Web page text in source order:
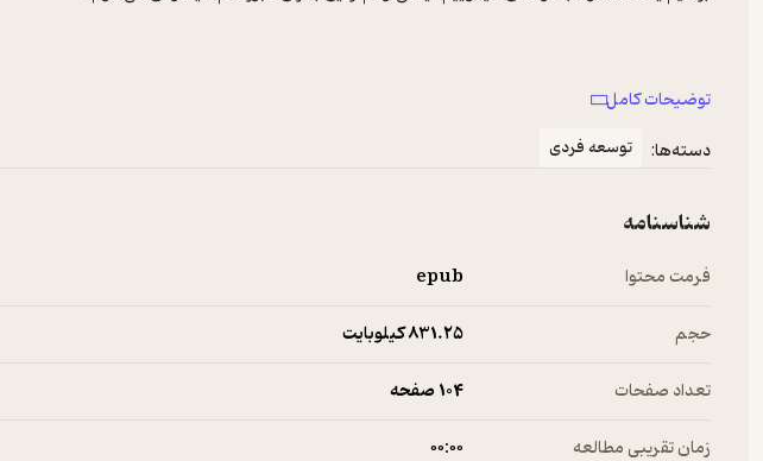
رفتارهای ما در رسیدن به موفقیت و آرامش تاثیرگذار است. کتاب حاضر الهام‌بخش، تشویق‌کننده و
‌درباره‌ی کتاب ۱۰ رمز موفقیت و آرامش درون اثر وین دایر
دسته کتاب‌های روانشناسی موفقیت قرار می‌گیرد. نویسنده در کتاب ده رمز موفقیت و آرامش درون را
توضیحات کامل
دسته‌ها:
توسعه فردی
شناسنامه
فرمت محتوا epub
حجم 831.۲۵ کیلوبایت
تعداد صفحات 104 صفحه
زمان تقریبی مطالعه ۰۰:۰۰